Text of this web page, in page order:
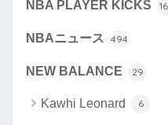
NBA PLAYER KICKS
NBAニュース 494
NEW BALANCE 29
Kawhi Leonard 6